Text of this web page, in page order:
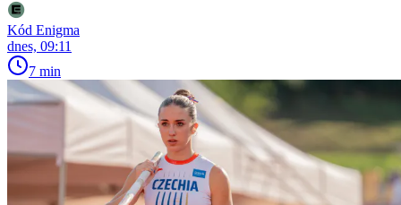
Kód Enigma
dnes, 09:11
7 min